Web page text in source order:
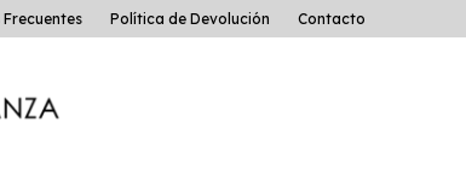
Política de Devolución Contacto